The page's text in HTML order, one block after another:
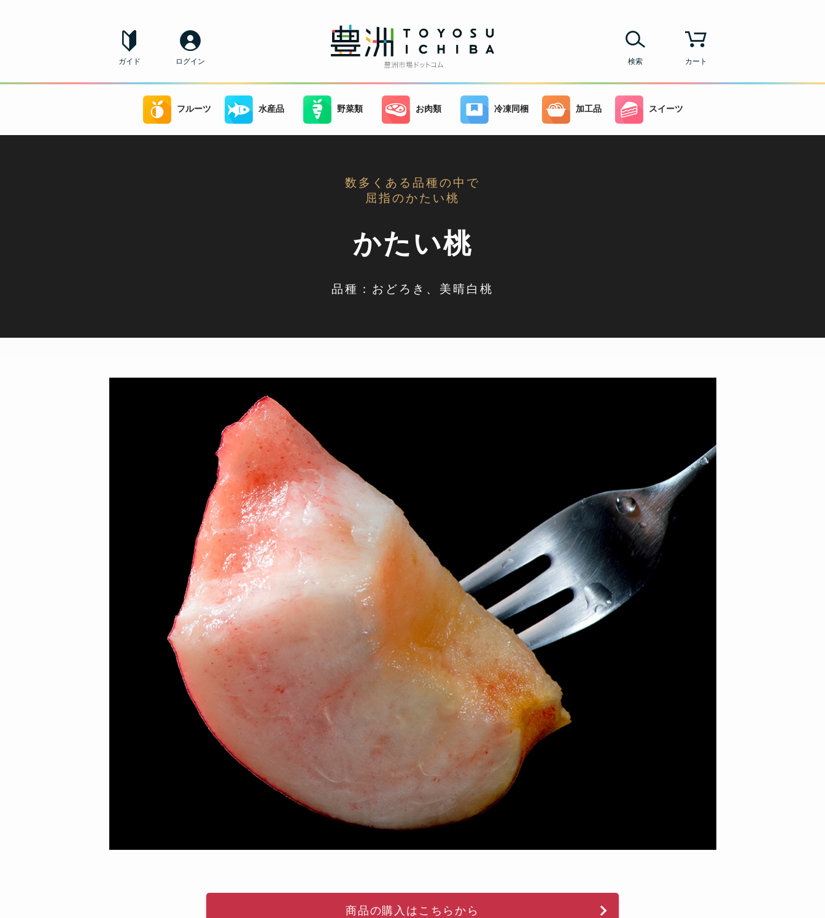
ガイド ログイン カート
検索
フルーツ 水産品 野菜類 お肉類 冷凍同梱 加工品 スイーツ
数多くある品種の中で
屈指のかたい桃
かたい桃
品種：おどろき、美晴白桃
商品の購入はこちらから